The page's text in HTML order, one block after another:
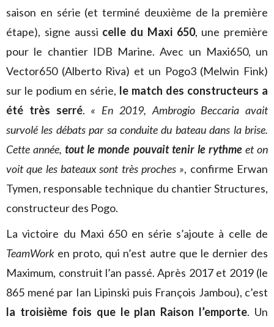
saison en série (et terminé deuxième de la première
étape), signe aussi celle du Maxi 650, une première
pour le chantier IDB Marine. Avec un Maxi650, un
Vector650 (Alberto Riva) et un Pogo3 (Melwin Fink)
sur le podium en série, le match des constructeurs a
été très serré. « En 2019, Ambrogio Beccaria avait
survolé les débats par sa conduite du bateau dans la brise.
Cette année,tout le monde pouvait tenir le rythmeet on
voit que les bateaux sont très proches », confirme Erwan
Tymen, responsable technique du chantier Structures,
constructeur des Pogo.
La victoire du Maxi 650 en série s’ajoute à celle de
TeamWork en proto, qui n’est autre que le dernier des
Maximum, construit l’an passé. Après 2017 et 2019 (le
865 mené par Ian Lipinski puis François Jambou), c’est
la troisième fois que le plan Raison l’emporte. Un